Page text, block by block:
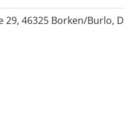
29, 46325 Borken/Burlo,